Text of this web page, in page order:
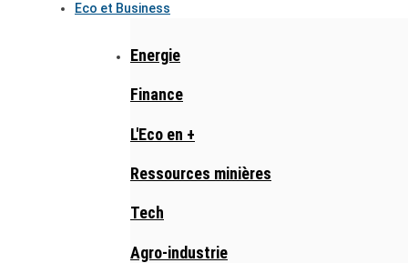
Eco et Business
Energie
Finance
L'Eco en +
Ressources minières
Tech
Agro-industrie